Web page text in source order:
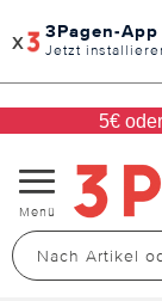
x 3Pagen-App
Jetzt
5€
Navigation
umschalten
Menü